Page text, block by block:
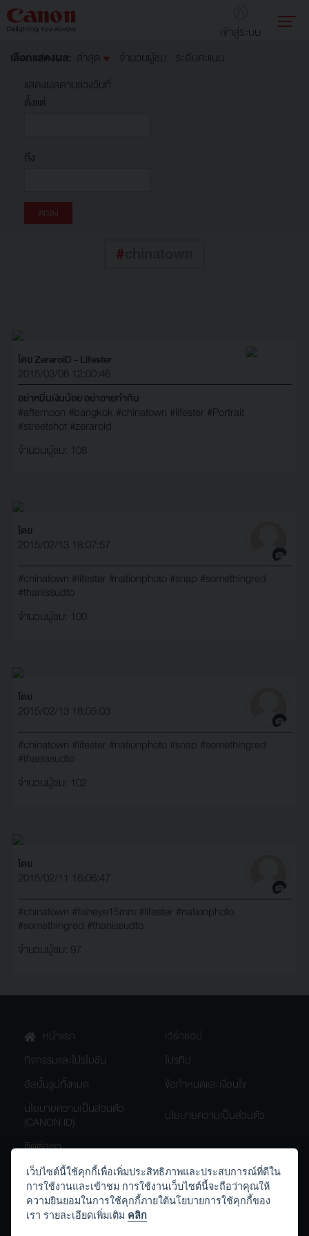
เข้าสู่ระบบ
เลือกแสดงผล: ล่าสุด จำนวนผู้ชม
ระดับคะแนน
แสดงผลตามช่วงวันที่
ตั้งแต่
ถึง
#
โดย ZeraroiD - Lifester
2015/03/06 12:00:46
อย่าหมิ่นเงินน้อย อย่าอายทํากิน
#afternoon #bangkok #chinatown #lifester #Portrait
#streetshot #zeraroid
จำนวนผู้ชม: 108
โดย
2015/02/13 18:07:57
#chinatown #lifester #nationphoto #snap #somethingred
#thanissudto
จำนวนผู้ชม: 100
โดย
2015/02/13 18:05:03
#chinatown #lifester #nationphoto #snap #somethingred
#thanissudto
จำนวนผู้ชม: 102
โดย
2015/02/11 16:06:47
#chinatown #fisheye15mm #lifester #nationphoto
#somethingred #thanissudto
จำนวนผู้ชม: 97
หน้าแรก
เวิร์กชอป
กิจกรรมและโปรโมชัน
โปรทิป
อัลบั้มรูปทั้งหมด
ข้อกำหนดและเงื่อนไข
นโยบายความเป็นส่วนตัว
(CANON ID)
นโยบายความเป็นส่วนตัว
ติดต่อเรา
th.canon Canon.Thailand
เว็บไซต์นี้ใช้คุกกี้เพื่อเพิ่มประสิทธิภาพและประสบการณ์ที่ดีใน
การใช้งานและเข้าชม การใช้งานเว็บไซต์นี้จะถือว่าคุณให้
ความยินยอมในการใช้คุกกี้ภายใต้นโยบายการใช้คุกกี้ของ
เรา รายละเอียดเพิ่มเติม คลิก